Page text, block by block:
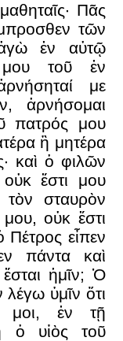
Πᾶς
τῶν
ἐν αὐτῷ
μου τοῦ ἐν
με
ἀρνήσομαι
πατρός μου
ἢ μητέρα
καὶ ὁ φιλῶν
ἔστι μου
τὸν σταυρὸν
οὐκ ἔστι
Πέτρος εἶπεν
πάντα καὶ
ἡμῖν; Ὁ
λέγω ὑμῖν ὅτι
μοι, ἐν τῇ
ὁ υἱὸς τοῦ